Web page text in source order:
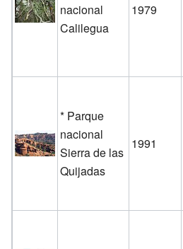
nacional
Calilegua
1979
* Parque
nacional
Sierra de las
Quijadas
1991